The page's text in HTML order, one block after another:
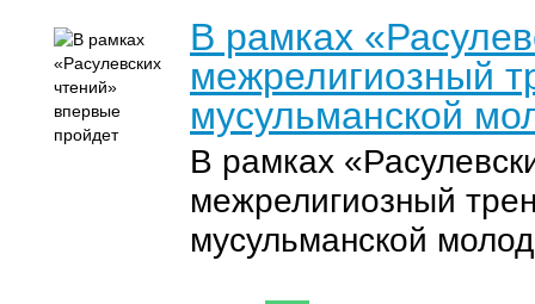
В рамках
межрелигиозный
мусульманской
В рамках
межрелигиозный
мусульманской